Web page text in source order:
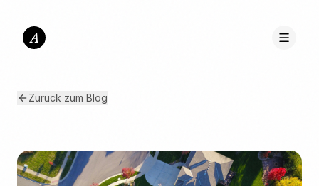
A
Zurück zum Blog